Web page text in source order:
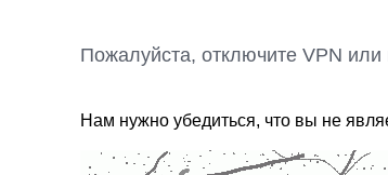
Пожалуйста, отключите VPN
Нам нужно убедиться, что вы не